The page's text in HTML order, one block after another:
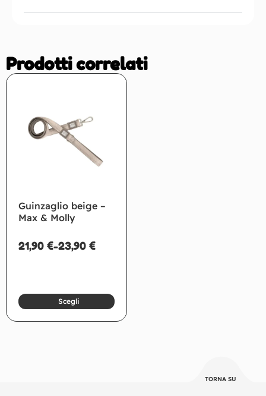
Prodotti correlati
Guinzaglio beige –
Max & Molly
21,90 €-23,90 €
Scegli
TORNA SU